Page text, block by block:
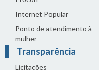
Internet Popular
Ponto de atendimento à
mulher
Transparência
Licitações